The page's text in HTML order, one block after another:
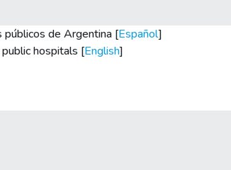
públicos de Argentina [Español]
hospitals [English]